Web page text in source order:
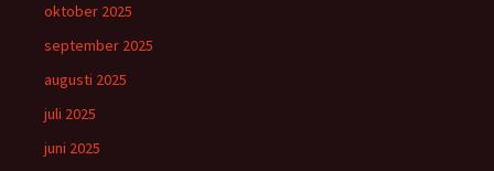
oktober 2025
september 2025
augusti 2025
juli 2025
juni 2025